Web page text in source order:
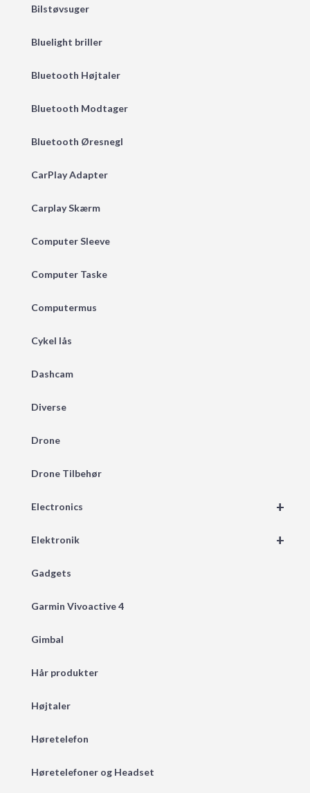
Bilstøvsuger
Bluelight briller
Bluetooth Højtaler
Bluetooth Modtager
Bluetooth Øresnegl
CarPlay Adapter
Carplay Skærm
Computer Sleeve
Computer Taske
Computermus
Cykel lås
Dashcam
Diverse
Drone
Drone Tilbehør
+
Electronics
+
Elektronik
Gadgets
Garmin Vivoactive 4
Gimbal
Hår produkter
Højtaler
Høretelefon
Høretelefoner og Headset